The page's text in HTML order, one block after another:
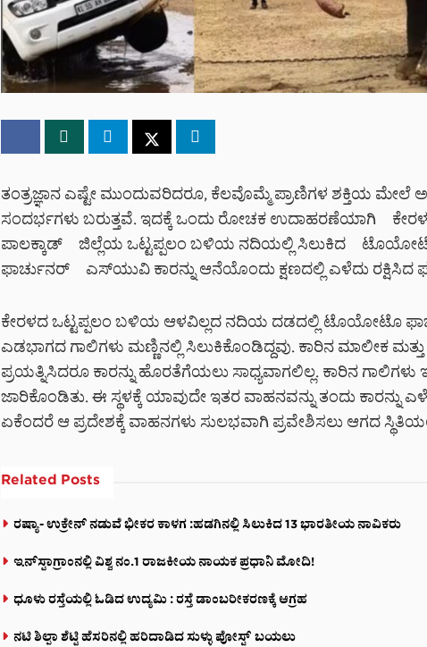
ತಂತ್ರಜ್ಞಾನ ಎಷ್ಟೇ ಮುಂದುವರಿದರೂ, ಕೆಲವೊಮ್ಮೆ ಪ್ರಾಣಿಗಳ ಶಕ್ತಿಯ ಮೇಲೆ
ಸಂದರ್ಭಗಳು ಬರುತ್ತವೆ. ಇದಕ್ಕೆ ಒಂದು ರೋಚಕ ಉದಾಹರಣೆಯಾಗಿ
ಪಾಲಕ್ಕಾಡ್ ಜಿಲ್ಲೆಯ ಒಟ್ಟಪ್ಪಲಂ ಬಳಿಯ ನದಿಯಲ್ಲಿ ಸಿಲುಕಿದ
ಫಾರ್ಚುನರ್ ಎಸ್‌ಯುವಿ ಕಾರನ್ನು ಆನೆಯೊಂದು ಕ್ಷಣದಲ್ಲಿ ಎಳೆದು
ಕೇರಳದ ಒಟ್ಟಪ್ಪಲಂ ಬಳಿಯ ಆಳವಿಲ್ಲದ ನದಿಯ ದಡದಲ್ಲಿ ಟೊಯೋಟೊ
ಎಡಭಾಗದ ಗಾಲಿಗಳು ಮಣ್ಣಿನಲ್ಲಿ ಸಿಲುಕಿಕೊಂಡಿದ್ದವು. ಕಾರಿನ ಮಾಲೀಕ ಮತ್ತು
ಪ್ರಯತ್ನಿಸಿದರೂ ಕಾರನ್ನು ಹೊರತೆಗೆಯಲು ಸಾಧ್ಯವಾಗಲಿಲ್ಲ. ಕಾರಿನ ಗಾಲಿಗಳು
ಜಾರಿಕೊಂಡಿತು. ಈ ಸ್ಥಳಕ್ಕೆ ಯಾವುದೇ ಇತರ ವಾಹನವನ್ನು ತಂದು ಕಾರನ್ನು
ಏಕೆಂದರೆ ಆ ಪ್ರದೇಶಕ್ಕೆ ವಾಹನಗಳು ಸುಲಭವಾಗಿ ಪ್ರವೇಶಿಸಲು ಆಗದ
Related Posts
ರಷ್ಯಾ- ಉಕ್ರೇನ್ ನಡುವೆ ಭೀಕರ ಕಾಳಗ :ಹಡಗಿನಲ್ಲಿ ಸಿಲುಕಿದ 13 ಭಾರತೀಯ ನಾವಿಕರು
ಇನ್‌ಸ್ಟಾಗ್ರಾಂನಲ್ಲಿ ವಿಶ್ವ ನಂ.1 ರಾಜಕೀಯ ನಾಯಕ ಪ್ರಧಾನಿ ಮೋದಿ!
ಧೂಳು ರಸ್ತೆಯಲ್ಲಿ ಓಡಿದ ಉದ್ಯಮಿ : ರಸ್ತೆ ಡಾಂಬರೀಕರಣಕ್ಕೆ ಆಗ್ರಹ
ನಟಿ ಶಿಲ್ಪಾ ಶೆಟ್ಟಿ ಹೆಸರಿನಲ್ಲಿ ಹರಿದಾಡಿದ ಸುಳ್ಳು ಪೋಸ್ಟ್‌ ಬಯಲು